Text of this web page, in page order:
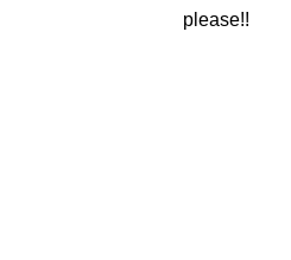
please!!